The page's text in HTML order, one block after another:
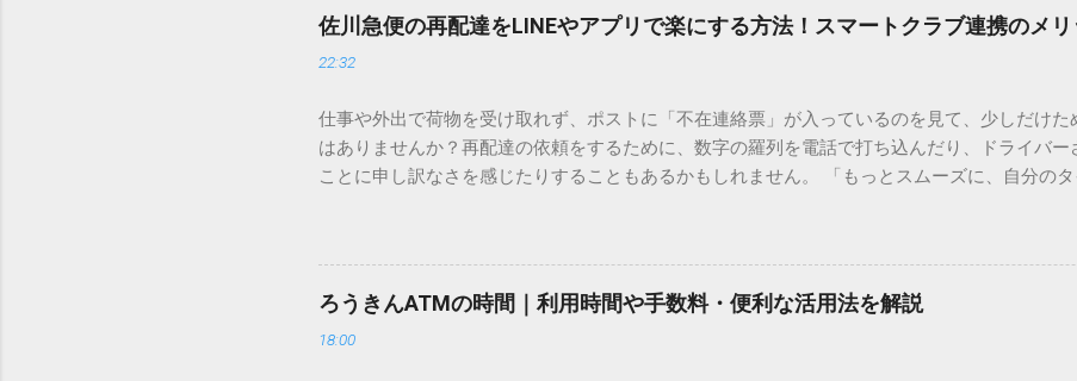
が出てこないのか？ そもそも、なぜ普通の変換で出てこない漢字があるのでしょうか。その理
認識する仕組みにあります。 日本のパソコンで一般的に使われる漢字は、JIS規格（日本産業
準」「第2水準」といった形で整理されています。しかし、人名や地名に使われる非常に古い
「Unicode（ユニコード）」や「JISコード」といった 文字コード です。パソコン上のすべて
所」のような番号が割り振られています。変換候補に出ない文字でも、この住所（コード）を
び出すことができるのです。 2. Windows標準機能！文字コードで漢字を出す「16進数入力」
できます。 具体的な手順（Unicode入力） 入力したい文字の「Unicode（例：20BB7）」を把
角」にする（※重要）。 **「20BB7」**と入力する。 直後にキーボードの**[Alt]キーを押しな
力した数字が、一瞬で対応する漢字（例：𠮷）に変換されます。 注記： この方法は、特に
佐川急便の再配達をLINEやアプリで楽にする方法！スマートクラブ連携のメリ
22:32
仕事や外出で荷物を受け取れず、ポストに「不在連絡票」が入っているのを見て、少しだけ
はありませんか？再配達の依頼をするために、数字の羅列を電話で打ち込んだり、ドライバー
ことに申し訳なさを感じたりすることもあるかもしれません。 「もっとスムーズに、自分のタ
ビス「スマートクラブ」と、LINEや公式アプリの連携です。これらを活用するだけで、再配
なります。この記事では、忙しい毎日をサポートする便利な受け取り術と、連携による具体
す。 佐川急便の再配達が劇的に変わる「スマートクラブ」とは？ まず押さえておきたいのが
会員サービス「スマートクラブ」です。これは、荷物の配送状況をリアルタイムで管理するた
す。 以前はウェブサイトを開いてログインする手間がありましたが、現在はLINEやアプリと紐
ろうきんATMの時間｜利用時間や手数料・便利な活用法を解説
18:00